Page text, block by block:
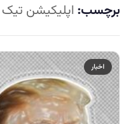
برچسب: اپلیکیشن
اخبار